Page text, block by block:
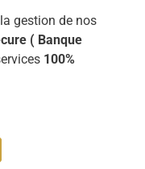
gestion de nos
( Banque
100%